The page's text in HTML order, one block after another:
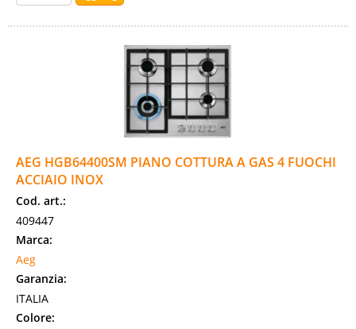
AEG HGB64400SM PIANO COTTURA A GAS 4 FUOCHI
ACCIAIO INOX
Cod. art.:
409447
Marca:
Aeg
Garanzia:
ITALIA
Colore: